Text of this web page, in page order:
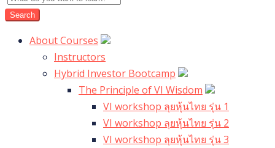
About Courses
Instructors
Hybrid Investor Bootcamp
The Principle of VI Wisdom
VI workshop ลุยหุ้นไทย รุ่น 1
VI workshop ลุยหุ้นไทย รุ่น 2
VI workshop ลุยหุ้นไทย รุ่น 3